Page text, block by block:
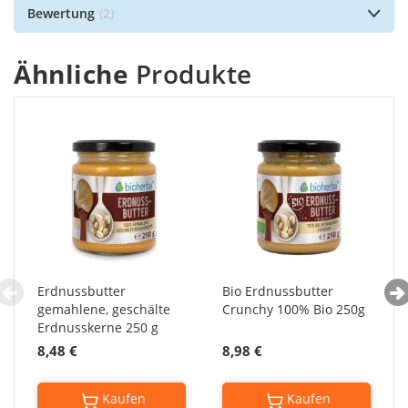
Bewertung 2
Ähnliche Produkte
Erdnussbutter
gemahlene, geschälte
Erdnusskerne 250 g
8,48 €
Kaufen
Bio Erdnussbutter
Crunchy 100% Bio 250g
8,98 €
Kaufen